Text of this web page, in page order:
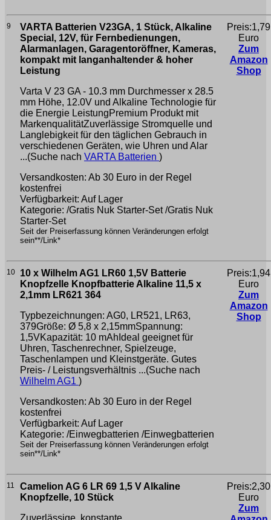
9
VARTA Batterien V23GA, 1 Stück, Alkaline
Special, 12V, für Fernbedienungen,
Alarmanlagen, Garagentoröffner, Kameras,
kompakt mit langanhaltender & hoher
Leistung
Varta V 23 GA - 10.3 mm Durchmesser x 28.5
mm Höhe, 12.0V und Alkaline Technologie für
die Energie LeistungPremium Produkt mit
MarkenqualitätZuverlässige Stromquelle und
Langlebigkeit für den täglichen Gebrauch in
verschiedenen Geräten, wie Uhren und Alar
...(Suche nach VARTA Batterien )
Versandkosten: Ab 30 Euro in der Regel
kostenfrei
Verfügbarkeit: Auf Lager
Kategorie: /Gratis Nuk Starter-Set /Gratis Nuk
Starter-Set
Seit der Preiserfassung können Veränderungen erfolgt
sein**/Link*
Preis:1,79
Euro
Zum
Amazon
Shop
10
10 x Wilhelm AG1 LR60 1,5V Batterie
Knopfzelle Knopfbatterie Alkaline 11,5 x
2,1mm LR621 364
Typbezeichnungen: AG0, LR521, LR63,
379Größe: Ø 5,8 x 2,15mmSpannung:
1,5VKapazität: 10 mAhIdeal geeignet für
Uhren, Taschenrechner, Spielzeuge,
Taschenlampen und Kleinstgeräte. Gutes
Preis- / Leistungsverhältnis ...(Suche nach
Wilhelm AG1 )
Versandkosten: Ab 30 Euro in der Regel
kostenfrei
Verfügbarkeit: Auf Lager
Kategorie: /Einwegbatterien /Einwegbatterien
Seit der Preiserfassung können Veränderungen erfolgt
sein**/Link*
Preis:1,94
Euro
Zum
Amazon
Shop
11
Camelion AG 6 LR 69 1,5 V Alkaline
Knopfzelle, 10 Stück
Preis:2,30
Euro
Zum